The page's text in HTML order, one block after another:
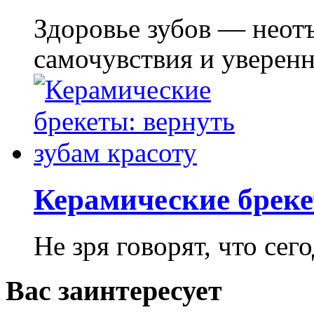
Здоровье зубов —
самочувствия и
Керамические
Не зря говорят, что
Вас заинтересует